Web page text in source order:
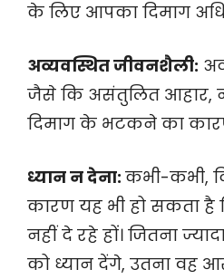
के लिए आपका दिमाग
अव्यवस्थित जीवनशैली:
जैसे कि असंतुलित आहार,
दिमाग के भटकने का
ध्यान न देना: कभी-कभी,
कारण यह भी हो सकता
नहीं दे रहे हों। जितना
को ध्यान देंगे, उतना वह